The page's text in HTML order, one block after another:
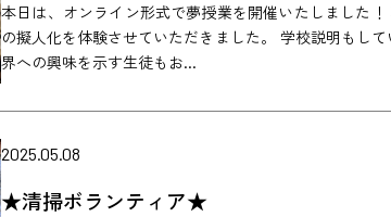
本日は、オンライン形式で夢授業を開催いたしました
の擬人化を体験させていただきました。 学校説明もし
界への興味を示す生徒もお...
2025.05.08
★清掃ボランティア★